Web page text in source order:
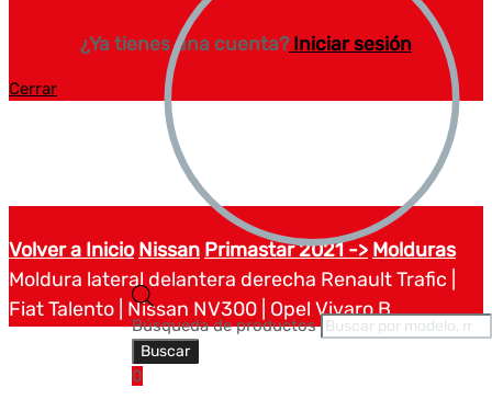
¿Ya tienes una cuenta?Iniciar sesión
Cerrar
Búsqueda de productos
Buscar
0
Volver a Inicio Nissan Primastar 2021 -> Molduras
Moldura lateral delantera derecha Renault Trafic |
Fiat Talento | Nissan NV300 | Opel Vivaro B